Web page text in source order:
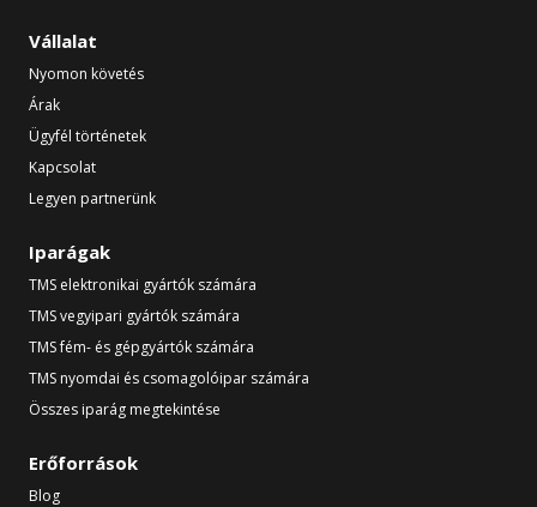
Vállalat
Nyomon követés
Árak
Ügyfél történetek
Kapcsolat
Legyen partnerünk
Iparágak
TMS elektronikai gyártók számára
TMS vegyipari gyártók számára
TMS fém- és gépgyártók számára
TMS nyomdai és csomagolóipar számára
Összes iparág megtekintése
Erőforrások
Blog